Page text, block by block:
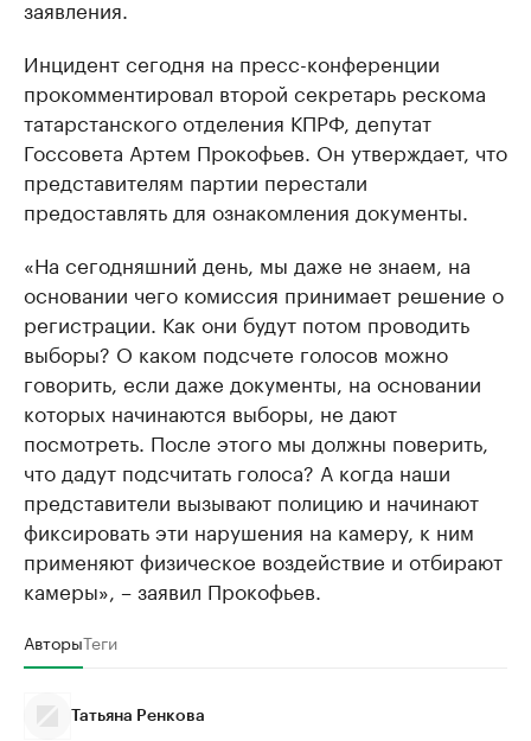
заявления.
Инцидент сегодня на пресс-конференции
прокомментировал второй секретарь рескома
татарстанского отделения КПРФ, депутат
Госсовета Артем Прокофьев. Он утверждает, что
представителям партии перестали
предоставлять для ознакомления документы.
«На сегодняшний день, мы даже не знаем, на
основании чего комиссия принимает решение о
регистрации. Как они будут потом проводить
выборы? О каком подсчете голосов можно
говорить, если даже документы, на основании
которых начинаются выборы, не дают
посмотреть. После этого мы должны поверить,
что дадут подсчитать голоса? А когда наши
представители вызывают полицию и начинают
фиксировать эти нарушения на камеру, к ним
применяют физическое воздействие и отбирают
камеры», – заявил Прокофьев.
АвторыТеги
Татьяна Ренкова